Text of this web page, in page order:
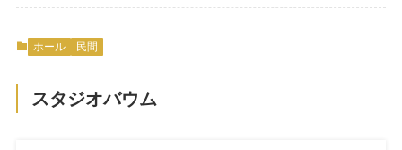
ホール 民間
スタジオバウム